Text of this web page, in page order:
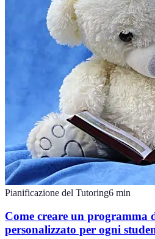
Pianificazione del Tutoring6 min
Come creare un programma
personalizzato per ogni